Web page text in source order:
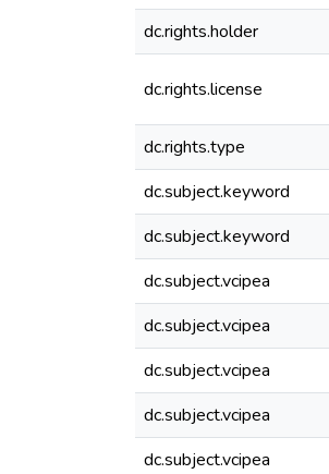
dc.rights.holder
dc.rights.license
dc.rights.type
dc.subject.keyword
dc.subject.keyword
dc.subject.vcipea
dc.subject.vcipea
dc.subject.vcipea
dc.subject.vcipea
dc.subject.vcipea